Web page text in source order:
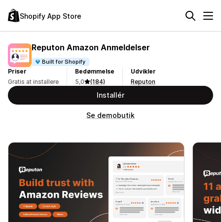
Shopify App Store
Reputon Amazon Anmeldelser
Built for Shopify
Priser
Gratis at installere
Bedømmelse
5,0
(184)
Udvikler
Reputon
Installér
Se demobutik